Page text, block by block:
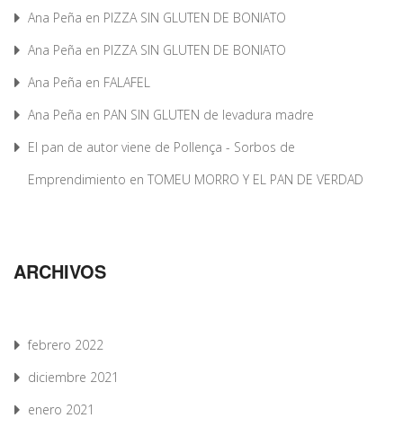
Ana Peña en PIZZA SIN GLUTEN DE BONIATO
Ana Peña en PIZZA SIN GLUTEN DE BONIATO
Ana Peña en FALAFEL
Ana Peña en PAN SIN GLUTEN de levadura madre
El pan de autor viene de Pollença - Sorbos de
Emprendimiento en TOMEU MORRO Y EL PAN DE VERDAD
ARCHIVOS
febrero 2022
diciembre 2021
enero 2021